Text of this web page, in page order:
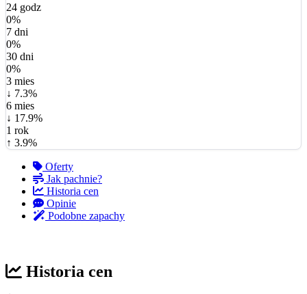
24 godz
0%
7 dni
0%
30 dni
0%
3 mies
↓ 7.3%
6 mies
↓ 17.9%
1 rok
↑ 3.9%
Oferty
Jak pachnie?
Historia cen
Opinie
Podobne zapachy
Historia cen